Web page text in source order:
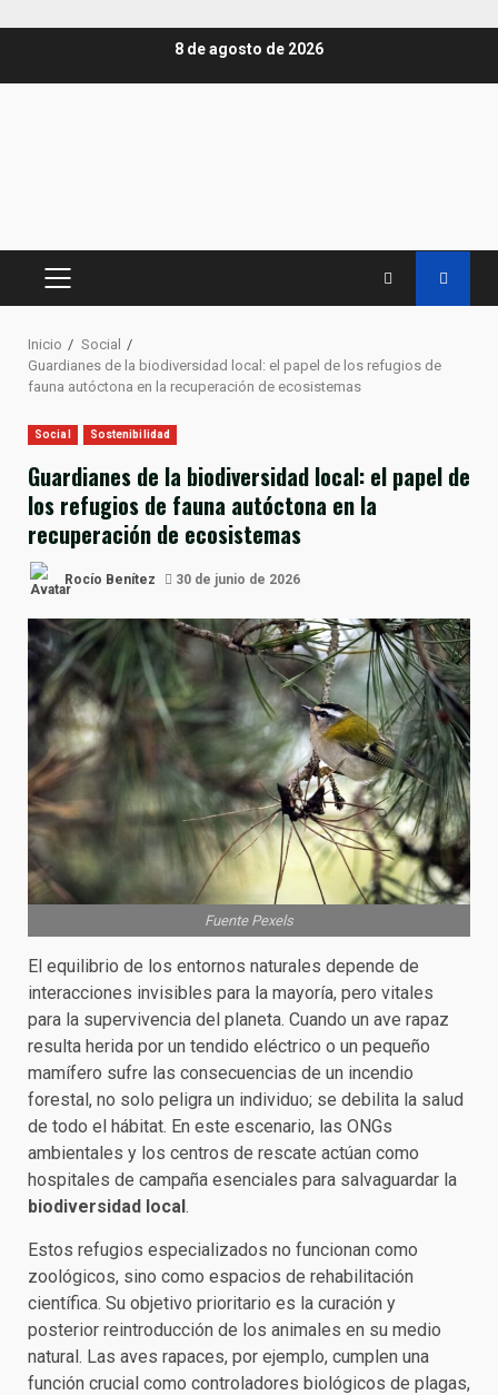
8 de agosto de 2026
MENÚ
Inicio
Social
Guardianes de la biodiversidad local: el papel de los refugios de
fauna autóctona en la recuperación de ecosistemas
Social Sostenibilidad
Guardianes de la biodiversidad local: el papel de
los refugios de fauna autóctona en la
recuperación de ecosistemas
Rocío Benítez 30 de junio de 2026
Fuente Pexels
El equilibrio de los entornos naturales depende de
interacciones invisibles para la mayoría, pero vitales
para la supervivencia del planeta. Cuando un ave rapaz
resulta herida por un tendido eléctrico o un pequeño
mamífero sufre las consecuencias de un incendio
forestal, no solo peligra un individuo; se debilita la salud
de todo el hábitat. En este escenario, las ONGs
ambientales y los centros de rescate actúan como
hospitales de campaña esenciales para salvaguardar la
biodiversidad local.
Estos refugios especializados no funcionan como
zoológicos, sino como espacios de rehabilitación
científica. Su objetivo prioritario es la curación y
posterior reintroducción de los animales en su medio
natural. Las aves rapaces, por ejemplo, cumplen una
función crucial como controladores biológicos de plagas,